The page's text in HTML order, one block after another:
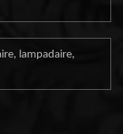
lampadaire,